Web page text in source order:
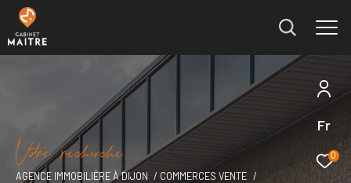
Fr
0
Vore recece
AGENCE IMMOBILIÈRE À DIJON
COMMERCES VENTE
Effectuer une recherche
et trouver le bien qui correspond à vos critères